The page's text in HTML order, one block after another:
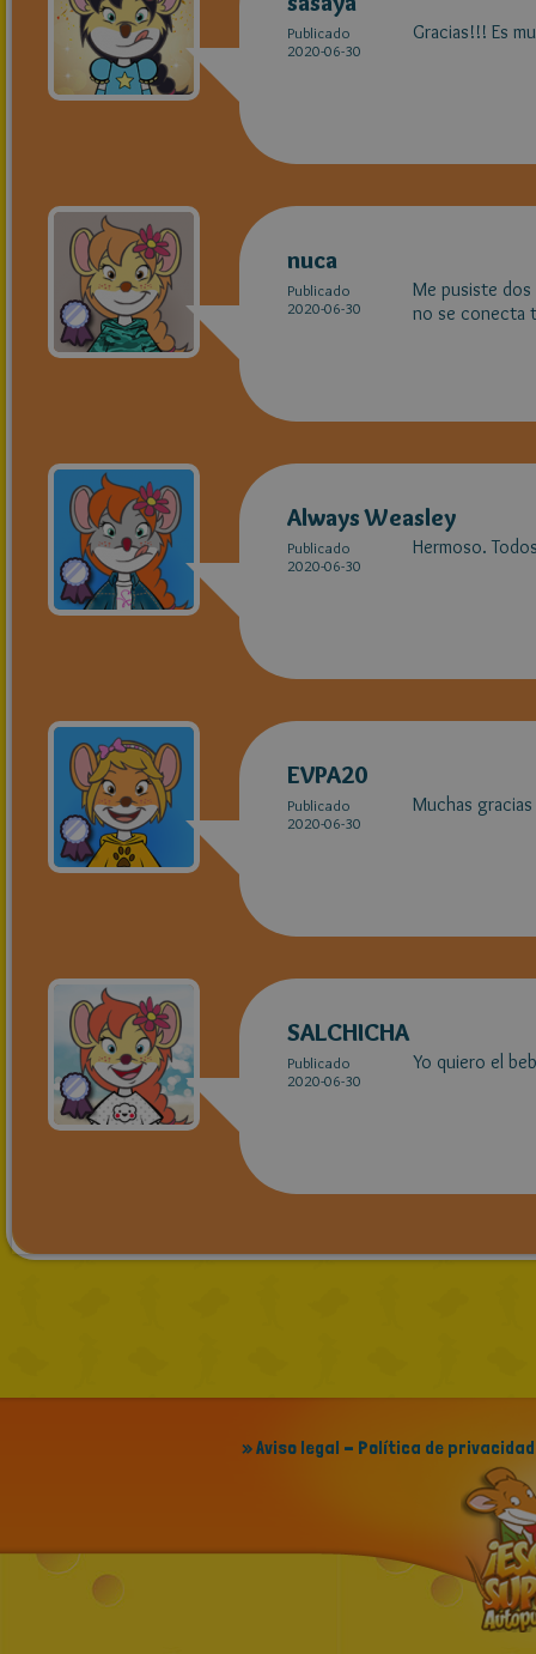
Publicado
2020-06-30
Gracias!!! Es
nuca
Publicado
2020-06-30
Me pusiste dos
no se conecta
Always Weasley
Publicado
2020-06-30
Hermoso.
EVPA20
Publicado
2020-06-30
Muchas
SALCHICHA
Publicado
2020-06-30
Yo quiero el
» Aviso legal - Política de privacidad